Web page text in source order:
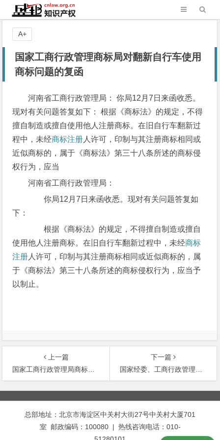
国家工商行政管理商标局对翻新自行车使用
商标问题的复函
河南省工商行政管理局： 你局12月7日来函收悉。
现对有关问题答复如下： 根据《商标法》的规定，不得
擅自制造或擅自使用他人注册商标。在旧自行车翻新过
程中，未经商标注册 人许可，印制与其注册商标相同或
近似商标的，属于《商标法》第三十八条所述的商标侵
权行为，应当
河南省工商行政管理局：
你局12月7日来函收悉。现对有关问题答复如
下：
根据《商标法》的规定，不得擅自制造或擅自
使用他人注册商标。在旧自行车翻新过程中，未经商标
注册 人许可，印制与其注册商标相同或近似商标的，属
于《商标法》第三十八条所述的商标侵权行为，应当予
以制止。
A+
上一篇
国家工商行政管理局商标局关于医院生产的自用药品使用商标问题的复函
下一篇
国家经委、工商行政管理总局关于纺织品恢复使用商标问题的报告
文
章
总部地址：北京市海淀区中关村大街27号中关村大厦701
室 邮政编码：100080 | 热线咨询电话：010-